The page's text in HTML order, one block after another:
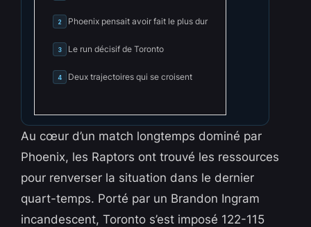
2 Phoenix pensait avoir fait le plus dur
3 Le run décisif de Toronto
4 Deux trajectoires qui se croisent
Au cœur d’un match longtemps dominé par
Phoenix, les Raptors ont trouvé les ressources
pour renverser la situation dans le dernier
quart-temps. Porté par un Brandon Ingram
incandescent, Toronto s’est imposé 122-115